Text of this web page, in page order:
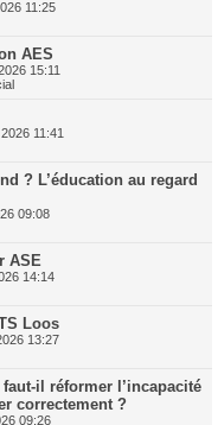
11:25
AES
15:11
11:41
? L’éducation au regard
09:08
ASE
14:14
Loos
13:27
réformer l’incapacité
correctement ?
09:26